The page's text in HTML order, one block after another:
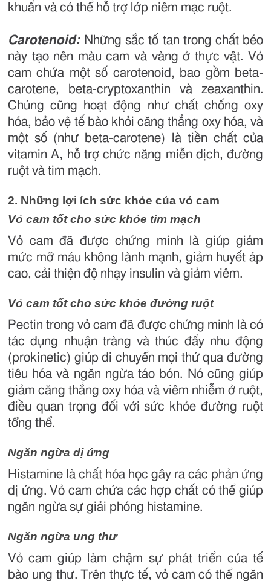
khuẩn và có thể hỗ trợ lớp niêm mạc ruột.
Carotenoid: Những sắc tố tan trong chất béo
này tạo nên màu cam và vàng ở thực vật. Vỏ
cam chứa một số carotenoid, bao gồm beta-
carotene, beta-cryptoxanthin và zeaxanthin.
Chúng cũng hoạt động như chất chống oxy
hóa, bảo vệ tế bào khỏi căng thẳng oxy hóa, và
một số (như beta-carotene) là tiền chất của
vitamin A, hỗ trợ chức năng miễn dịch, đường
ruột và tim mạch.
2. Những lợi ích sức khỏe của vỏ cam
Vỏ cam tốt cho sức khỏe tim mạch
Vỏ cam đã được chứng minh là giúp giảm
mức mỡ máu không lành mạnh, giảm huyết áp
cao, cải thiện độ nhạy insulin và giảm viêm.
Vỏ cam tốt cho sức khỏe đường ruột
Pectin trong vỏ cam đã được chứng minh là có
tác dụng nhuận tràng và thúc đẩy nhu động
(prokinetic) giúp di chuyển mọi thứ qua đường
tiêu hóa và ngăn ngừa táo bón. Nó cũng giúp
giảm căng thẳng oxy hóa và viêm nhiễm ở ruột,
điều quan trọng đối với sức khỏe đường ruột
tổng thể.
Ngăn ngừa dị ứng
Histamine là chất hóa học gây ra các phản ứng
dị ứng. Vỏ cam chứa các hợp chất có thể giúp
ngăn ngừa sự giải phóng histamine.
Ngăn ngừa ung thư
Vỏ cam giúp làm chậm sự phát triển của tế
bào ung thư. Trên thực tế, vỏ cam có thể ngăn